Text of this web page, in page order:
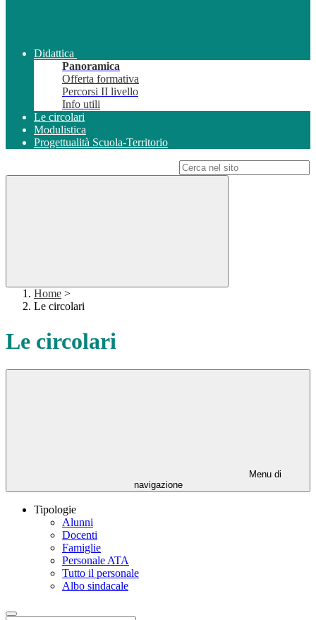
Didattica
Panoramica
Offerta formativa
Percorsi II livello
Info utili
Le circolari
Modulistica
Progettualità Scuola-Territorio
Home >
Le circolari
Le circolari
Menu di
navigazione
Tipologie
Alunni
Docenti
Famiglie
Personale ATA
Tutto il personale
Albo sindacale